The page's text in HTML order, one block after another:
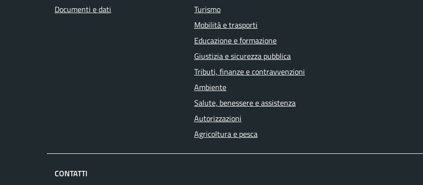
Documenti e dati
Turismo
Mobilità e trasporti
Educazione e formazione
Giustizia e sicurezza pubblica
Tributi, finanze e contravvenzioni
Ambiente
Salute, benessere e assistenza
Autorizzazioni
Agricoltura e pesca
CONTATTI